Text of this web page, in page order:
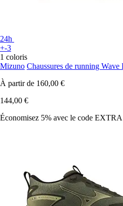
24h
+-3
1 coloris
Mizuno Chaussures de running
À partir de 160,00 €
144,00 €
Économisez 5% avec le code EXTRA